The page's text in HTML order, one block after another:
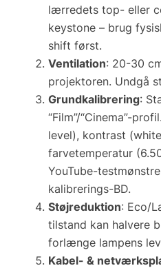
lærredets top- eller
keystone – brug
shift først.
Ventilation: 20-30
projektoren. Undgå
Grundkalibrering:
“Film”/“Cinema”-
level), kontrast
farvetemperatur
YouTube-
kalibrerings-BD.
Støjreduktion: Eco/
tilstand kan halvere
forlænge lampens
Kabel- &